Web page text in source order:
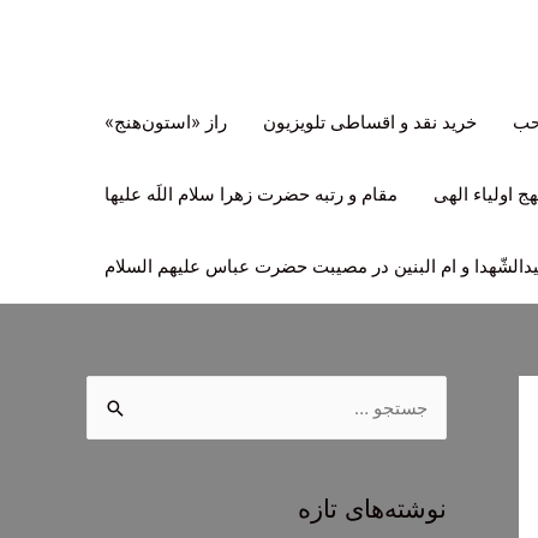
خرید نقد و اقساطی تلویزیون راز «استون‌هنج»
اولیاء الهی مقام و رتبه حضرت زهرا سلام اللَه علیها
و ام البنین در مصیبت حضرت عباس علیهم السلام
جنوشته‌های تازه